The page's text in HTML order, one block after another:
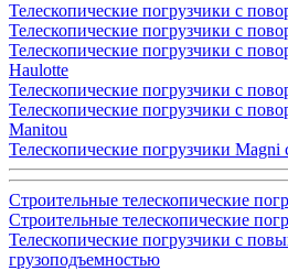
Телескопические погрузчики с
Телескопические погрузчики с
Телескопические погрузчики с
Haulotte
Телескопические погрузчики с
Телескопические погрузчики с
Manitou
Телескопические погрузчики
Строительные телескопические
Строительные телескопические
Телескопические погрузчики с
грузоподъемностью